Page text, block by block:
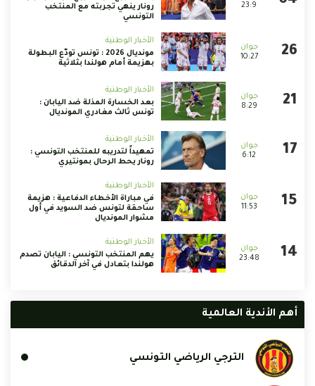
23:9
رونار ينهي تجربته مع المنتخب
التونسي
10:27
الأخبار الوطنية
مونديال 2026 : تونس تودّع البطولة
بهزيمة أمام هولندا بثلاثية
8:29
الأخبار الوطنية
بعد الخسارة المذلة ضد اليابان :
تونس ثالث مغادري المونديال
6:12
الأخبار الوطنية
تمهيداً لتدريبه للمنتخب التونسي :
رونار يحط الرحال بمونتيري
11:53
الأخبار الوطنية
في مباراة الأخطاء الدفاعية : هزيمة
ساحقة لتونس ضد السويد في أول
مشوار المونديال
23:48
الأخبار الوطنية
يهم المنتخب التونسي : اليابان تصدم
هولندا بتعادل في آخر الدقائق
أهم الأندية العالمية
الترجي الرياضي التونسي